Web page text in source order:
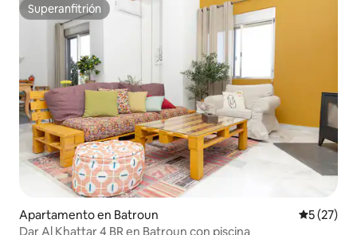
Superanfitrión
Superanfitrión
Apartamento en Batroun
5 (27)
Dar Al Khattar 4 BR en Batroun con piscina